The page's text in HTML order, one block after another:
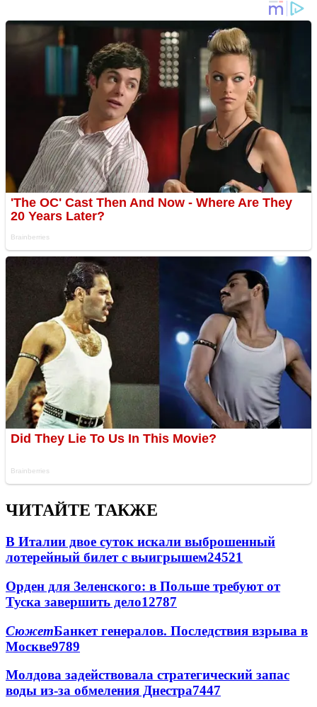
ЧИТАЙТЕ ТАКЖЕ
В Италии двое суток искали выброшенный
лотерейный билет с выигрышем24521
Орден для Зеленского: в Польше требуют от
Туска завершить дело12787
СюжетБанкет генералов. Последствия взрыва в
Москве9789
Молдова задействовала стратегический запас
воды из-за обмеления Днестра7447